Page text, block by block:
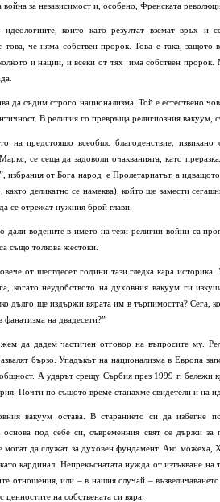
война за независимост и, особено, Френската
които като резултат вземат връх и
това, че няма собствен пророк. Това е така,
и нации, и всеки от тях има собствен
да съдим строго национализма. Той е естествено
В религия го превръща религиозния вакуум,
на предстоящо всеобщо благоденствие,
се сеща да задоволи очакванията, като
избрания от Бога народ е Пролетариатът, а
както деликатно се намеква), който ще замести
се отрежат нужния брой глави.
дали водените в името на тези религии войни са
също толкова жестоки.
от шестдесет години тази гледка кара
когато неудобството на духовния вакуум ги
дълго ще издържи вярата им в търпимостта? Сега,
на двадесети?”
да дадем частичен отговор на въпросите му.
бързо. Упадъкът на национализма в Европа
А ударът срещу Сърбия през 1999 г. бележи
Почти по същото време станахме свидетели и на
вакуум остава. В старанието си да избегне
основа под себе си, съвременния свят се държи
могат да служат за духовен фундамент. Ако можеха,
кардинал. Непрекъснатата нужда от изтъкване на
отношения, или – в нашия случай –
ценностите на собствената си вяра.